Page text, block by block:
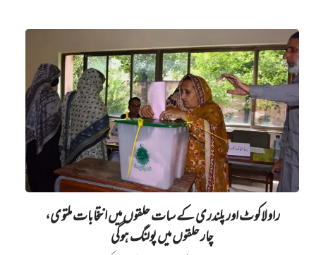
راولاکوٹ اور پلندری کے سات حلقوں میں انتخابات ملتوی،
چار حلقوں میں پولنگ ہوگی